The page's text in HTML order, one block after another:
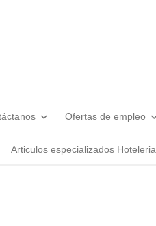
Ofertas de empleo
Articulos especializados Hoteleria